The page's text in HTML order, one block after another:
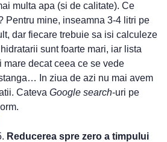
multa apa (si de calitate). Ce
Pentru mine, inseamna 3-4 litri pe
dar fiecare trebuie sa isi calculeze
sunt foarte mari, iar lista
mare decat ceea ce se vede
In ziua de azi nu mai avem
Cateva Google search-uri pe
Reducerea spre zero a timpului